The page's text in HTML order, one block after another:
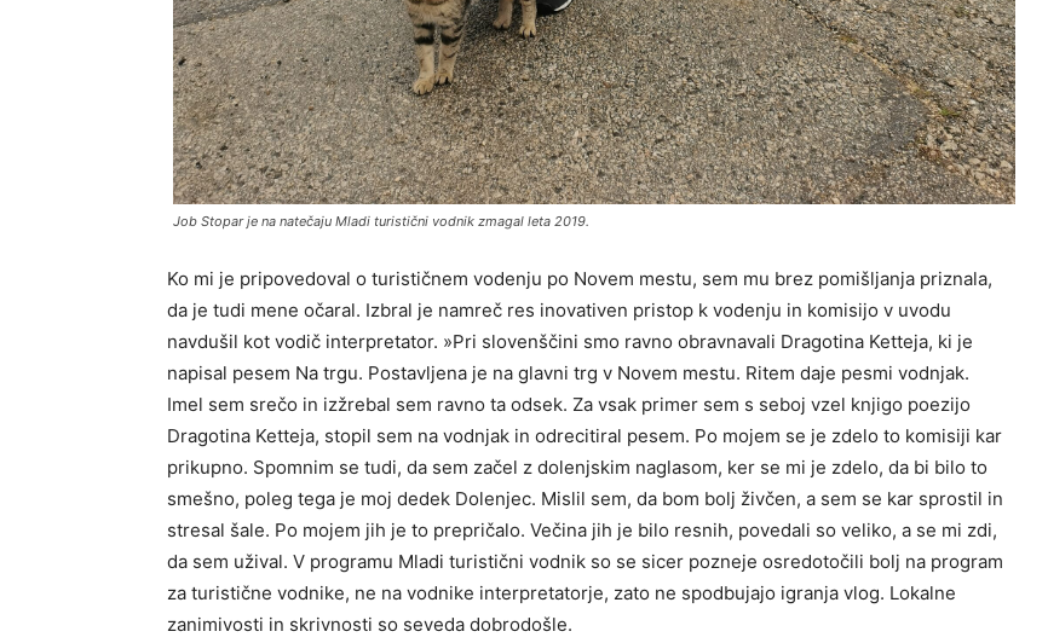
Job Stopar je na natečaju Mladi turistični vodnik zmagal leta 2019.
Ko mi je pripovedoval o turističnem vodenju po Novem mestu, sem mu brez pomišljanja priznala,
da je tudi mene očaral. Izbral je namreč res inovativen pristop k vodenju in komisijo v uvodu
navdušil kot vodič interpretator. »Pri slovenščini smo ravno obravnavali Dragotina Ketteja, ki je
napisal pesem Na trgu. Postavljena je na glavni trg v Novem mestu. Ritem daje pesmi vodnjak.
Imel sem srečo in izžrebal sem ravno ta odsek. Za vsak primer sem s seboj vzel knjigo poezijo
Dragotina Ketteja, stopil sem na vodnjak in odrecitiral pesem. Po mojem se je zdelo to komisiji kar
prikupno. Spomnim se tudi, da sem začel z dolenjskim naglasom, ker se mi je zdelo, da bi bilo to
smešno, poleg tega je moj dedek Dolenjec. Mislil sem, da bom bolj živčen, a sem se kar sprostil in
stresal šale. Po mojem jih je to prepričalo. Večina jih je bilo resnih, povedali so veliko, a se mi zdi,
da sem užival. V programu Mladi turistični vodnik so se sicer pozneje osredotočili bolj na program
za turistične vodnike, ne na vodnike interpretatorje, zato ne spodbujajo igranja vlog. Lokalne
zanimivosti in skrivnosti so seveda dobrodošle.